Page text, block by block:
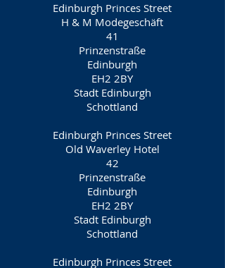
Edinburgh Princes Street
H & M Modegeschäft
41
Prinzenstraße
Edinburgh
EH2 2BY
Stadt Edinburgh
Schottland
Edinburgh Princes Street
Old Waverley Hotel
42
Prinzenstraße
Edinburgh
EH2 2BY
Stadt Edinburgh
Schottland
Edinburgh Princes Street